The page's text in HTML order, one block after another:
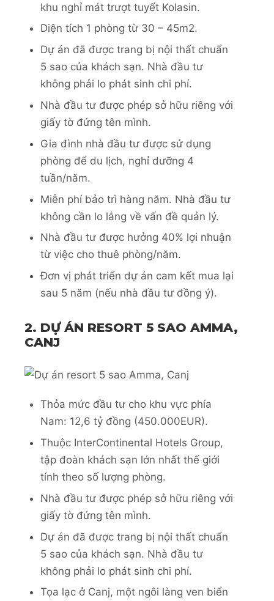
khu nghỉ mát trượt tuyết Kolasin.
Diện tích 1 phòng từ 30 – 45m2.
Dự án đã được trang bị nội thất chuẩn
5 sao của khách sạn. Nhà đầu tư
không phải lo phát sinh chi phí.
Nhà đầu tư được phép sở hữu riêng với
giấy tờ đứng tên mình.
Gia đình nhà đầu tư được sử dụng
phòng để du lịch, nghỉ dưỡng 4
tuần/năm.
Miễn phí bảo trì hàng năm. Nhà đầu tư
không cần lo lắng về vấn đề quản lý.
Nhà đầu tư được hưởng 40% lợi nhuận
từ việc cho thuê phòng/năm.
Đơn vị phát triển dự án cam kết mua lại
sau 5 năm (nếu nhà đầu tư đồng ý).
2. DỰ ÁN RESORT 5 SAO AMMA,
CANJ
Thỏa mức đầu tư cho khu vực phía
Nam: 12,6 tỷ đồng (450.000EUR).
Thuộc InterContinental Hotels Group,
tập đoàn khách sạn lớn nhất thế giới
tính theo số lượng phòng.
Nhà đầu tư được phép sở hữu riêng với
giấy tờ đứng tên mình.
Dự án đã được trang bị nội thất chuẩn
5 sao của khách sạn. Nhà đầu tư
không phải lo phát sinh chi phí.
Tọa lạc ở Canj, một ngôi làng ven biển